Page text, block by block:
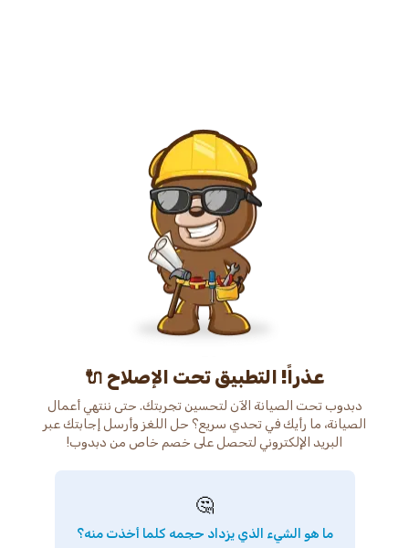
عذراً! التطبيق تحت الإصلاح 🔌
دبدوب تحت الصيانة الآن لتحسين تجربتك. حتى ننتهي أعمال
الصيانة، ما رأيك في تحدي سريع؟ حل اللغز وأرسل إجابتك عبر
البريد الإلكتروني لتحصل على خصم خاص من دبدوب!
🤔
ما هو الشيء الذي يزداد حجمه كلما أخذت منه؟